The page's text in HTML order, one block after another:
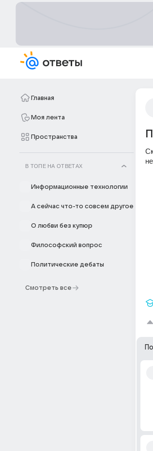
Главная
Моя лента
Пространства
В ТОПЕ НА ОТВЕТАХ
Информационные технологии
А сейчас что-то совсем другое
О любви без купюр
Философский вопрос
Политические дебаты
Смотреть все